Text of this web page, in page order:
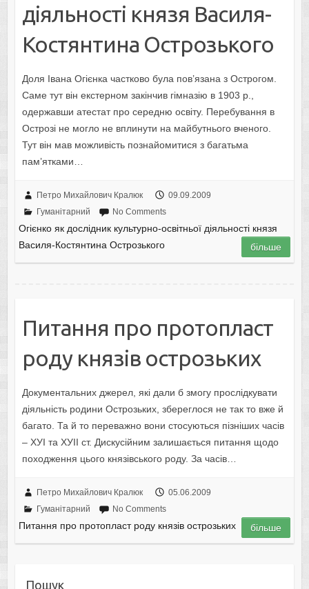
діяльності князя Василя-
Костянтина Острозького
Доля Івана Огієнка частково була пов’язана з Острогом.
Саме тут він екстерном закінчив гімназію в 1903 р.,
одержавши атестат про середню освіту. Перебування в
Острозі не могло не вплинути на майбутнього вченого.
Тут він мав можливість познайомитися з багатьма
пам’ятками…
Петро Михайлович Кралюк
09.09.2009
Гуманітарний
No Comments
Огієнко як дослідник культурно-освітньої діяльності князя
Василя-Костянтина Острозького
більше
Питання про протопласт
роду князів острозьких
Документальних джерел, які дали б змогу прослідкувати
діяльність родини Острозьких, збереглося не так то вже й
багато. Та й то переважно вони стосуються пізніших часів
– ХУІ та ХУІІ ст. Дискусійним залишається питання щодо
походження цього князівського роду. За часів…
Петро Михайлович Кралюк
05.06.2009
Гуманітарний
No Comments
Питання про протопласт роду князів острозьких більше
Пошук